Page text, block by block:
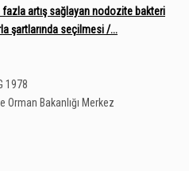
artış sağlayan nodozite bakteri
şartlarında seçilmesi /...
1978
Orman Bakanlığı Merkez